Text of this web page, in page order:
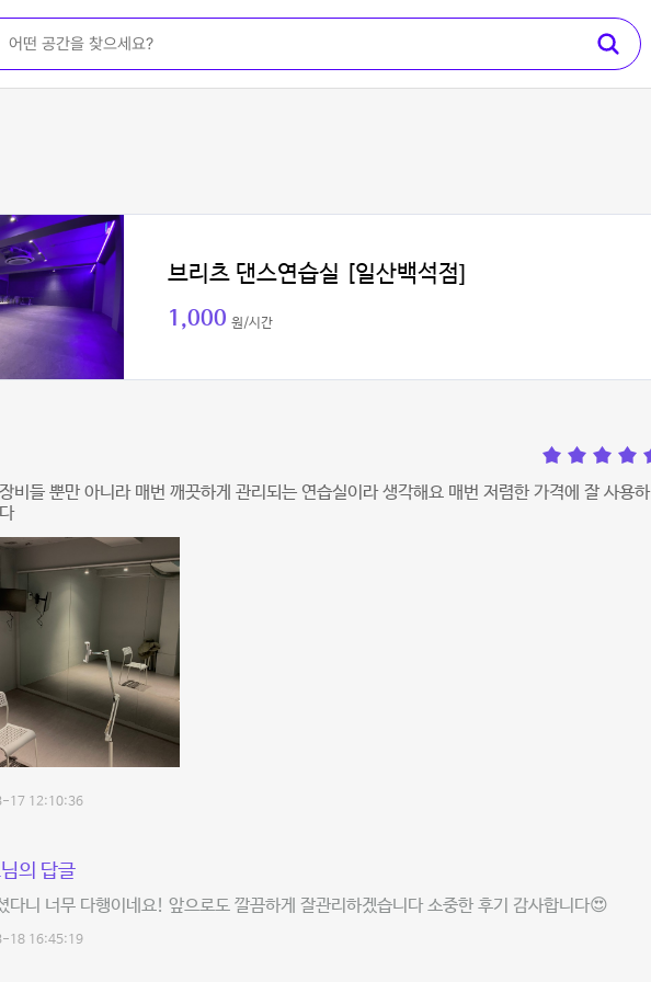
브리츠 댄스연습실 [일산백석점]
1,000 원/시간
비들 뿐만 아니라 매번 깨끗하게 관리되는 연습실이라 생각해요 매번 저렴한 가격에 잘 사용하
17 12:10:36
의 답글
다니 너무 다행이네요! 앞으로도 깔끔하게 잘관리하겠습니다 소중한 후기 감사합니다😍
18 16:45:19